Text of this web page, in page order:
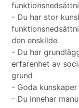
- Du har stor
den enskilde
- Du har
erfarenhet av
grund
- Goda
- Du innehar